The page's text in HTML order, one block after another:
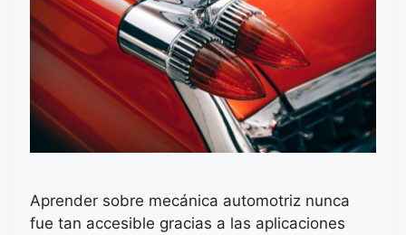
Aprender sobre mecánica automotriz nunca
fue tan accesible gracias a las aplicaciones